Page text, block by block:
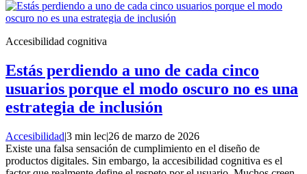
Accesibilidad cognitiva
Estás perdiendo a uno de cada cinco
usuarios porque el modo oscuro no es una
estrategia de inclusión
Accesibilidad|3 min lec|26 de marzo de 2026
Existe una falsa sensación de cumplimiento en el diseño de
productos digitales. Sin embargo, la accesibilidad cognitiva es el